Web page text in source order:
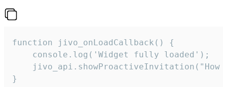
function jivo_onLoadCallback() {
    console.log('Widget fully loaded');
jivo_api.showProactiveInvitation("How
}